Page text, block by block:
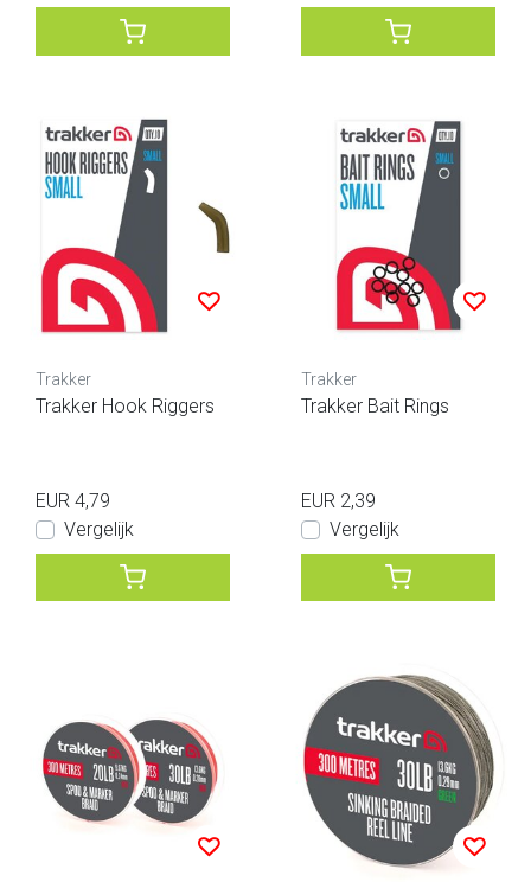
Trakker
Trakker Hook Riggers
EUR 4,79
Vergelijk
Trakker
Trakker Bait Rings
EUR 2,39
Vergelijk